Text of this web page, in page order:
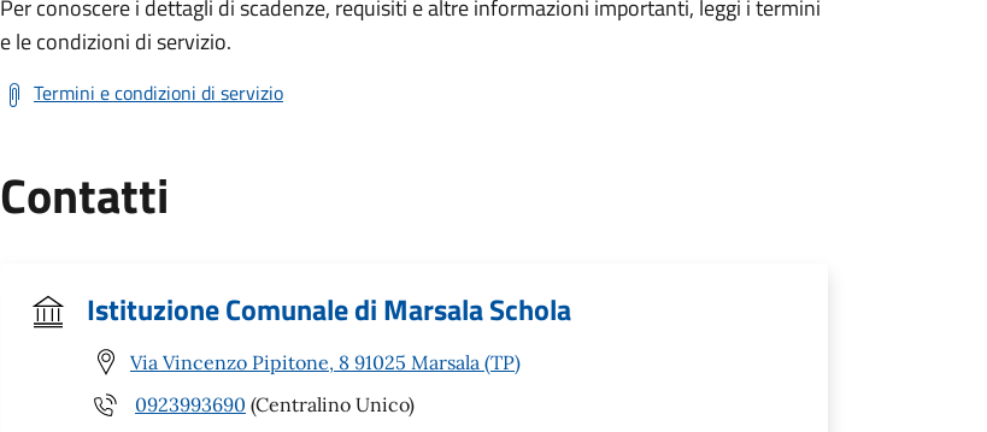
Per conoscere i dettagli di scadenze, requisiti e altre informazioni importanti, leggi i termini
e le condizioni di servizio.
Termini e condizioni di servizio
Contatti
Istituzione Comunale di Marsala Schola
Via Vincenzo Pipitone, 8 91025 Marsala (TP)
0923993690 (Centralino Unico)